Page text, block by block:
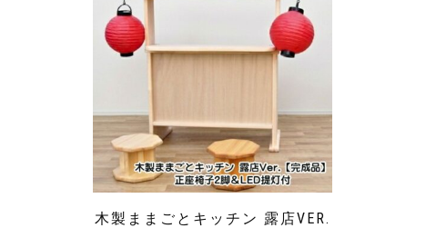
木製ままごとキッチン 露店VER.